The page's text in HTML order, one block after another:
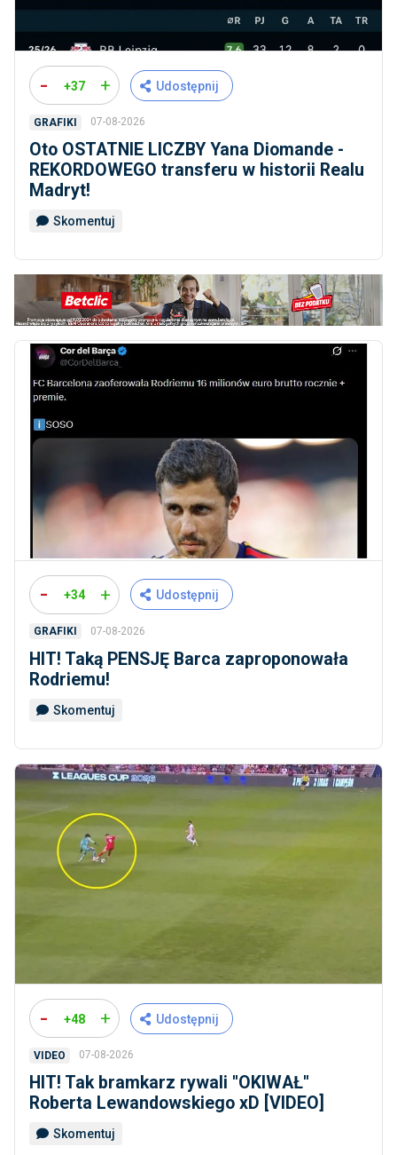
- +37 + Udostępnij
GRAFIKI 07-08-2026
Oto OSTATNIE LICZBY Yana Diomande -
REKORDOWEGO transferu w historii Realu
Madryt!
Skomentuj
- +34 + Udostępnij
GRAFIKI 07-08-2026
HIT! Taką PENSJĘ Barca zaproponowała
Rodriemu!
Skomentuj
- +48 + Udostępnij
VIDEO 07-08-2026
HIT! Tak bramkarz rywali ''OKIWAŁ''
Roberta Lewandowskiego xD [VIDEO]
Skomentuj